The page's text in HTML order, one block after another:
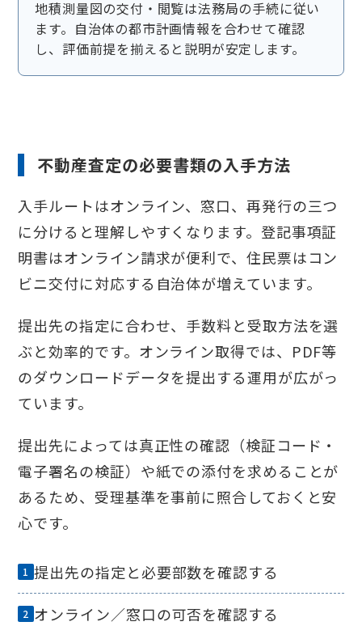
地積測量図の交付・閲覧は法務局の手続に従い
ます。自治体の都市計画情報を合わせて確認
し、評価前提を揃えると説明が安定します。
不動産査定の必要書類の入手方法
入手ルートはオンライン、窓口、再発行の三つ
に分けると理解しやすくなります。登記事項証
明書はオンライン請求が便利で、住民票はコン
ビニ交付に対応する自治体が増えています。
提出先の指定に合わせ、手数料と受取方法を選
ぶと効率的です。オンライン取得では、PDF等
のダウンロードデータを提出する運用が広がっ
ています。
提出先によっては真正性の確認（検証コード・
電子署名の検証）や紙での添付を求めることが
あるため、受理基準を事前に照合しておくと安
心です。
提出先の指定と必要部数を確認する
オンライン／窓口の可否を確認する